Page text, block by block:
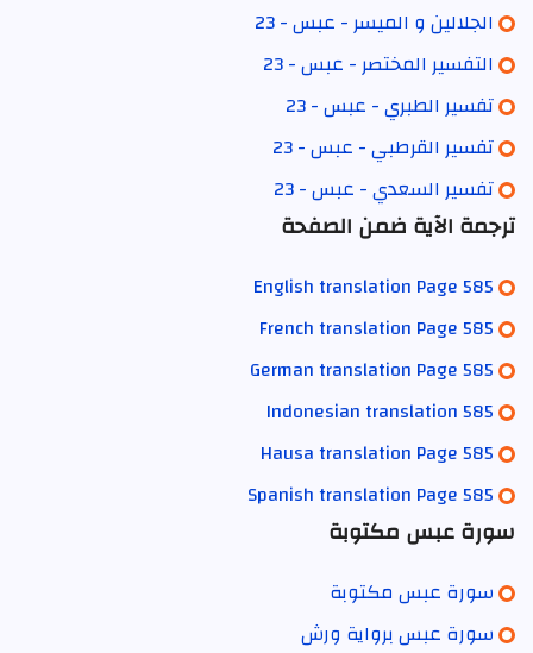
الجلالين و الميسر - عبس - 23
التفسير المختصر - عبس - 23
تفسير الطبري - عبس - 23
تفسير القرطبي - عبس - 23
تفسير السعدي - عبس - 23
ترجمة الآية ضمن الصفحة
English translation Page 585
French translation Page 585
German translation Page 585
Indonesian translation 585
Hausa translation Page 585
Spanish translation Page 585
سورة عبس مكتوبة
سورة عبس مكتوبة
سورة عبس برواية ورش